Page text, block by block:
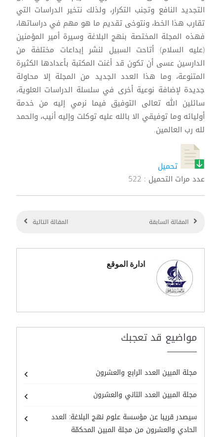
التجديد النافع وتجنب التكرار، ولذلك نتخير الدراسات التي
تقارب هذا الخط، ونتوخى تقديم ما هو مهم في دراساتها،
فهذه المجلة المختصة بنهج البلاغة وسيرة أمير المؤمنين
(عليه السلام) أتاحت السبيل لنشر إبداعات مختلفة من
الدارسين عسى أن تكون قد أغنت المكتبة بأعدادها الكثيرة
المتنوعة، وما هذا العدد الجديد من المجلة إلا محاولة
جديدة لإضافة نوعية أخرى في سلسلة الدراسات العلوية،
سائلين الله تعالى التوفيق فيما نرمي إليه من خدمة
أوليائه وما توفيقي الا بالله عليه توكلت وإليه أنيب، والحمد
لله رب العالمين.
تحميل
عدد مرات التحميل : 522
المقالة السابقة المقالة التالية
ادارة الموقع
مواضيع قد تعجبك
مجلة المبين العدد الرابع والعشرون
مجلة المبين العدد الثاني والعشرون
سيصدر قريبا عن مؤسسة علوم نهج البلاغة: العدد
الحادي والعشرون من مجلة المبين المحكمّة